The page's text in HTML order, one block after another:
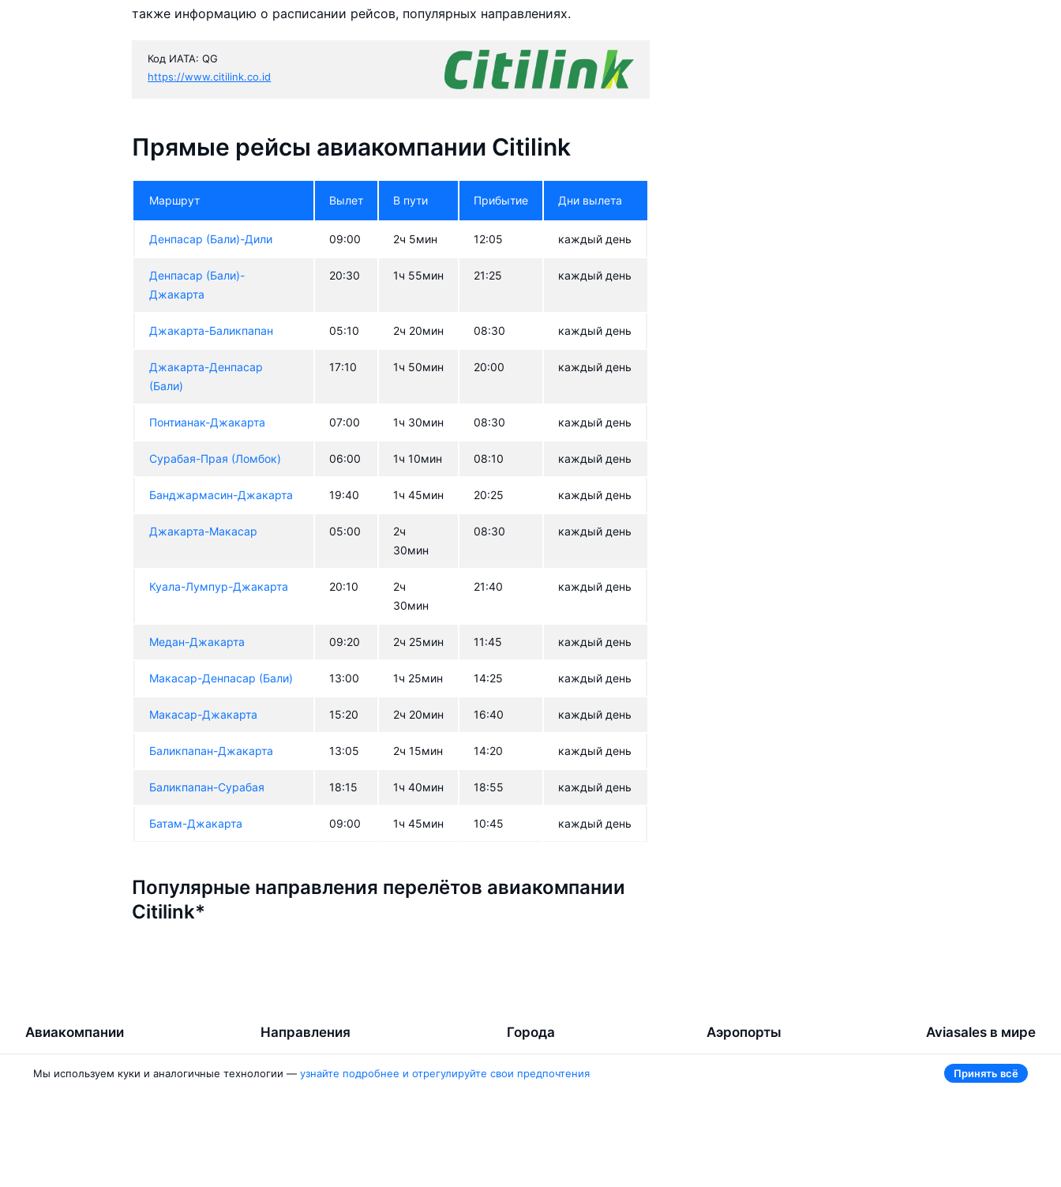
также информацию о расписании рейсов, популярных направлениях.
Код ИАТА: QG
https://www.citilink.co.id
Прямые рейсы авиакомпании Citilink
Маршрут Вылет В пути Прибытие Дни вылета
Денпасар (Бали)-Дили 09:00 2ч 5мин 12:05 каждый день
Денпасар (Бали)-
Джакарта
20:30 1ч 55мин 21:25 каждый день
Джакарта-Баликпапан 05:10 2ч 20мин 08:30 каждый день
Джакарта-Денпасар
(Бали)
17:10 1ч 50мин 20:00 каждый день
Понтианак-Джакарта 07:00 1ч 30мин 08:30 каждый день
Сурабая-Прая (Ломбок) 06:00 1ч 10мин 08:10 каждый день
Банджармасин-Джакарта 19:40 1ч 45мин 20:25 каждый день
Джакарта-Макасар 05:00
2ч
30мин
08:30 каждый день
Куала-Лумпур-Джакарта 20:10
2ч
30мин
21:40 каждый день
Медан-Джакарта 09:20 2ч 25мин 11:45 каждый день
Макасар-Денпасар (Бали) 13:00 1ч 25мин 14:25 каждый день
Макасар-Джакарта 15:20 2ч 20мин 16:40 каждый день
Баликпапан-Джакарта 13:05 2ч 15мин 14:20 каждый день
Баликпапан-Сурабая 18:15 1ч 40мин 18:55 каждый день
Батам-Джакарта 09:00 1ч 45мин 10:45 каждый день
Популярные направления перелётов авиакомпании
Citilink*
Авиакомпании
Air Samarkand
Направления
Ургенч — Ташкент
Ташкент — Бухара
Города
Ташкент
Москва
Аэропорты Aviasales в мире
Беларусь
Россия
Мы используем куки и аналогичные технологии — узнайте подробнее и отрегулируйте свои предпочтения Принять всё